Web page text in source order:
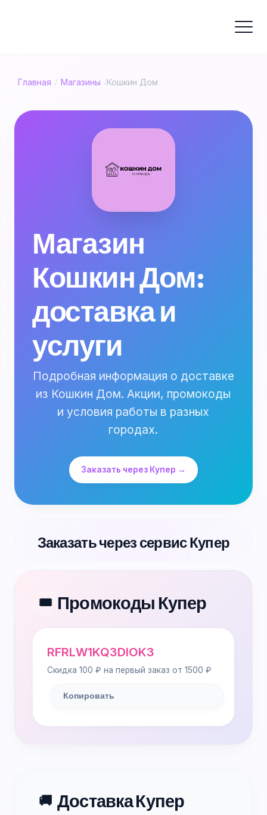
Главная / Магазины /Кошкин Дом
Магазин
Кошкин Дом:
доставка и
услуги
Подробная информация о доставке
из Кошкин Дом. Акции, промокоды
и условия работы в разных
городах.
Заказать через Купер →
Заказать через сервис Купер
🎟️ Промокоды Купер
RFRLW1KQ3DIOK3
Скидка 100 ₽ на первый заказ от 1500 ₽
Копировать
🚚 Доставка Купер